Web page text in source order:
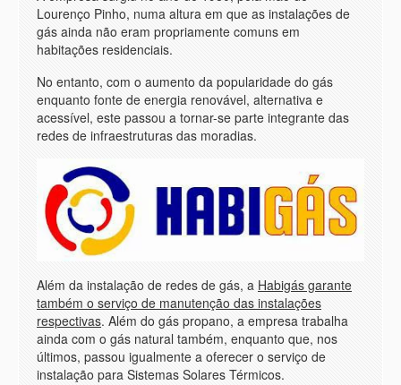
Lourenço Pinho, numa altura em que as instalações de
gás ainda não eram propriamente comuns em
habitações residenciais.
No entanto, com o aumento da popularidade do gás
enquanto fonte de energia renovável, alternativa e
acessível, este passou a tornar-se parte integrante das
redes de infraestruturas das moradias.
Além da instalação de redes de gás, a Habigás garante
também o serviço de manutenção das instalações
respectivas. Além do gás propano, a empresa trabalha
ainda com o gás natural também, enquanto que, nos
últimos, passou igualmente a oferecer o serviço de
instalação para Sistemas Solares Térmicos.